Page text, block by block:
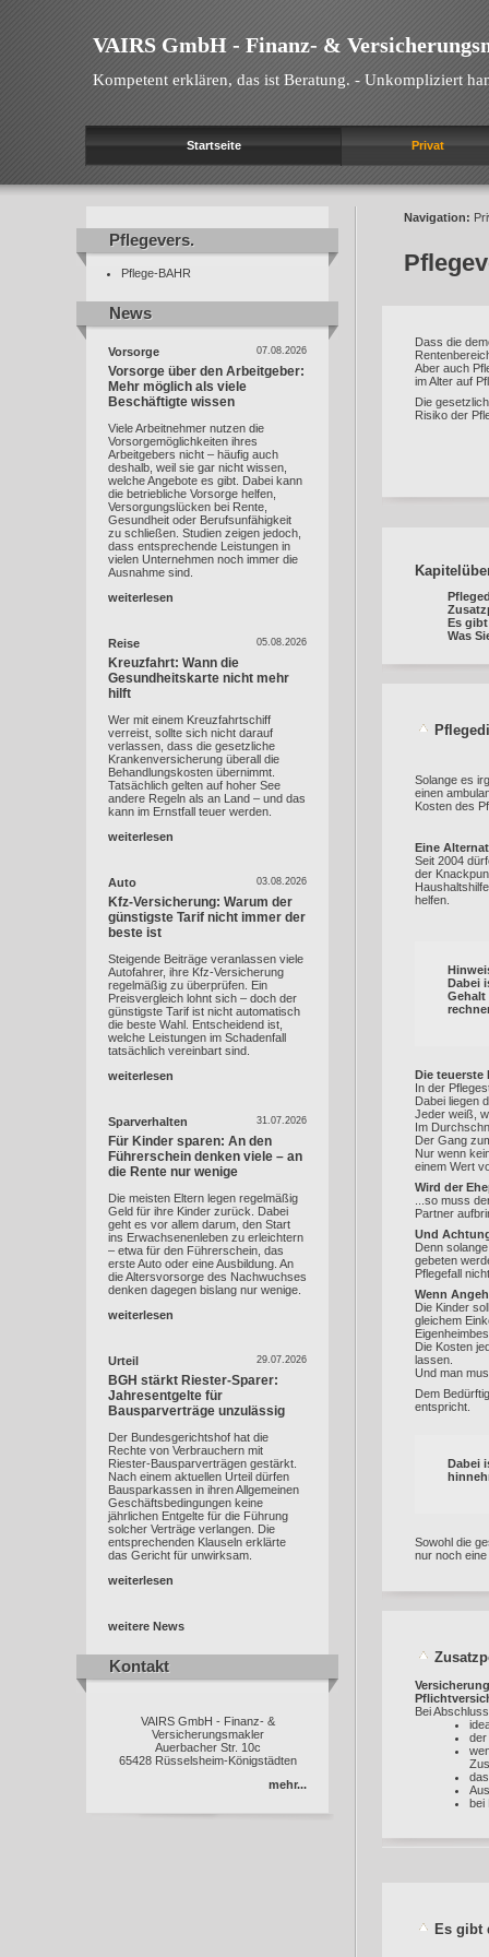
VAIRS GmbH - Finanz- &
Kompetent erklären, das ist Beratung. - Unkompliziert
Startseite Privat
Pflegevers.
Pflegevers.
Pflege-BAHR
News
News
07.08.2026
Vorsorge
Vorsorge über den Arbeitgeber:
Mehr möglich als viele
Beschäftigte wissen
Viele Arbeitnehmer nutzen die
Vorsorgemöglichkeiten ihres
Arbeitgebers nicht – häufig auch
deshalb, weil sie gar nicht wissen,
welche Angebote es gibt. Dabei kann
die betriebliche Vorsorge helfen,
Versorgungslücken bei Rente,
Gesundheit oder Berufsunfähigkeit
zu schließen. Studien zeigen jedoch,
dass entsprechende Leistungen in
vielen Unternehmen noch immer die
Ausnahme sind.
weiterlesen
05.08.2026
Reise
Kreuzfahrt: Wann die
Gesundheitskarte nicht mehr
hilft
Wer mit einem Kreuzfahrtschiff
verreist, sollte sich nicht darauf
verlassen, dass die gesetzliche
Krankenversicherung überall die
Behandlungskosten übernimmt.
Tatsächlich gelten auf hoher See
andere Regeln als an Land – und das
kann im Ernstfall teuer werden.
weiterlesen
03.08.2026
Auto
Kfz-Versicherung: Warum der
günstigste Tarif nicht immer der
beste ist
Steigende Beiträge veranlassen viele
Autofahrer, ihre Kfz-Versicherung
regelmäßig zu überprüfen. Ein
Preisvergleich lohnt sich – doch der
günstigste Tarif ist nicht automatisch
die beste Wahl. Entscheidend ist,
welche Leistungen im Schadenfall
tatsächlich vereinbart sind.
weiterlesen
31.07.2026
Sparverhalten
Für Kinder sparen: An den
Führerschein denken viele – an
die Rente nur wenige
Die meisten Eltern legen regelmäßig
Geld für ihre Kinder zurück. Dabei
geht es vor allem darum, den Start
ins Erwachsenenleben zu erleichtern
– etwa für den Führerschein, das
erste Auto oder eine Ausbildung. An
die Altersvorsorge des Nachwuchses
denken dagegen bislang nur wenige.
weiterlesen
29.07.2026
Urteil
BGH stärkt Riester-Sparer:
Jahresentgelte für
Bausparverträge unzulässig
Der Bundesgerichtshof hat die
Rechte von Verbrauchern mit
Riester-Bausparverträgen gestärkt.
Nach einem aktuellen Urteil dürfen
Bausparkassen in ihren Allgemeinen
Geschäftsbedingungen keine
jährlichen Entgelte für die Führung
solcher Verträge verlangen. Die
entsprechenden Klauseln erklärte
das Gericht für unwirksam.
weiterlesen
weitere News
Kontakt
Kontakt
VAIRS GmbH - Finanz- &
Versicherungsmakler
Auerbacher Str. 10c
65428 Rüsselsheim-Königstädten
mehr...
Navigation:
Dass die
Aber auch
im Alter auf
Die
Risiko der
Es
Was
Solange es
einen
Kosten des
Eine
Seit 2004
der
helfen.
Dabei
Gehalt
Die teuerste
In der
Dabei liegen
Jeder weiß,
Im
Der Gang
Nur wenn
einem Wert
Wird der
...so muss
Partner
Und
Denn
gebeten
Pflegefall
Wenn
Die Kinder
gleichem
Die Kosten
lassen.
Und man
Dem
entspricht.
Dabei
Sowohl die
nur noch
Bei
der
bei
Es gibt